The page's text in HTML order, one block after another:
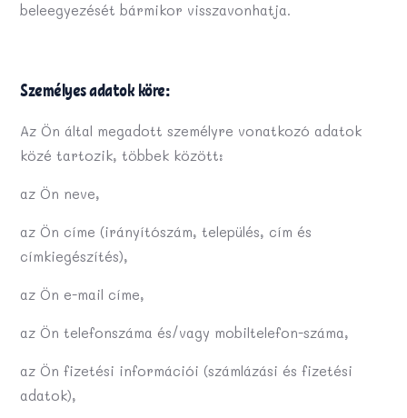
beleegyezését bármikor visszavonhatja.
Személyes adatok köre:
Az Ön által megadott személyre vonatkozó adatok
közé tartozik, többek között:
az Ön neve,
az Ön címe (irányítószám, település, cím és
címkiegészítés),
az Ön e-mail címe,
az Ön telefonszáma és/vagy mobiltelefon-száma,
az Ön fizetési információi (számlázási és fizetési
adatok),